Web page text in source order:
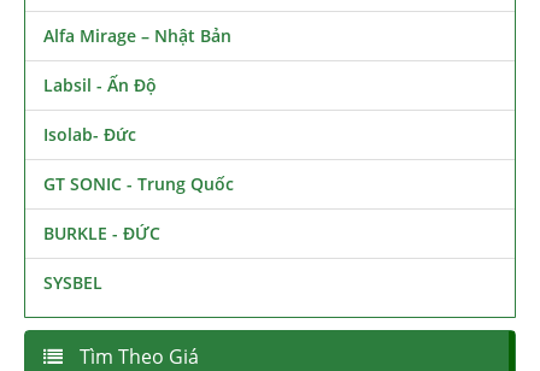
Alfa Mirage – Nhật Bản
Labsil - Ấn Độ
Isolab- Đức
GT SONIC - Trung Quốc
BURKLE - ĐỨC
SYSBEL
Tìm Theo Giá